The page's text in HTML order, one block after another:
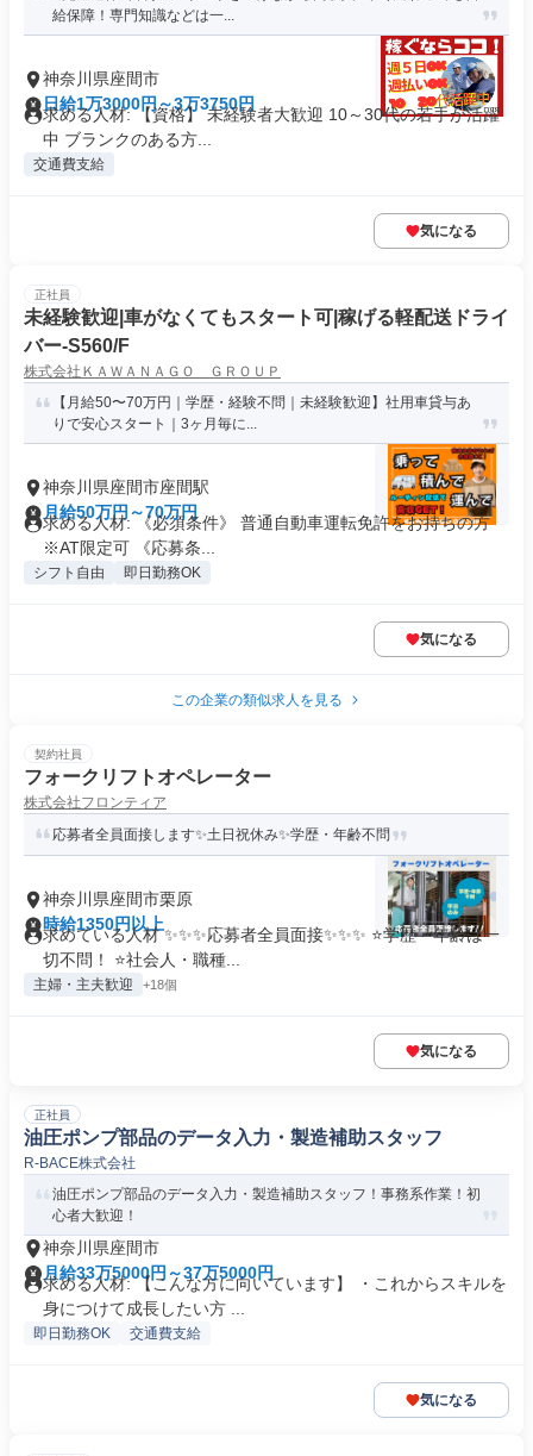
給保障！専門知識などは一...
神奈川県座間市
日給1万3000円～3万3750円
求める人材: 【資格】 未経験者大歓迎 10～30代の若手が活躍
中 ブランクのある方...
交通費支給
気になる
正社員
未経験歓迎|車がなくてもスタート可|稼げる軽配送ドライ
バー-S560/F
株式会社ＫＡＷＡＮＡＧＯ ＧＲＯＵＰ
【月給50〜70万円｜学歴・経験不問｜未経験歓迎】社用車貸与あ
りで安心スタート｜3ヶ月毎に...
神奈川県座間市座間駅
月給50万円～70万円
求める人材: 《必須条件》 普通自動車運転免許をお持ちの方
※AT限定可 《応募条...
シフト自由 即日勤務OK
気になる
この企業の類似求人を見る
契約社員
フォークリフトオペレーター
株式会社フロンティア
応募者全員面接します✨土日祝休み✨学歴・年齢不問
神奈川県座間市栗原
時給1350円以上
求めている人材 ✨✨✨応募者全員面接✨✨✨ ⭐学歴・年齢は一
切不問！ ⭐社会人・職種...
主婦・主夫歓迎 +18個
気になる
正社員
油圧ポンプ部品のデータ入力・製造補助スタッフ
R-BACE株式会社
油圧ポンプ部品のデータ入力・製造補助スタッフ！事務系作業！初
心者大歓迎！
神奈川県座間市
月給33万5000円～37万5000円
求める人材: 【こんな方に向いています】 ・これからスキルを
身につけて成長したい方 ...
即日勤務OK 交通費支給
気になる